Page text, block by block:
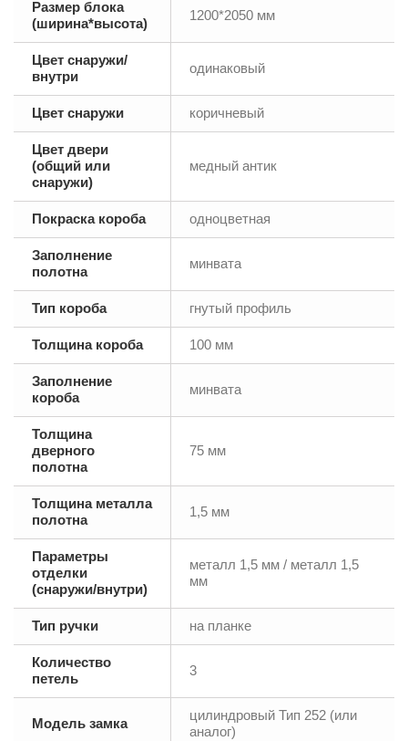
Размер блока
(ширина*высота)
1200*2050 мм
Цвет снаружи/
внутри
одинаковый
Цвет снаружи коричневый
Цвет двери
(общий или
снаружи)
медный антик
Покраска короба одноцветная
Заполнение
полотна
минвата
Тип короба гнутый профиль
Толщина короба 100 мм
Заполнение
короба
минвата
Толщина
дверного
полотна
75 мм
Толщина металла
полотна
1,5 мм
Параметры
отделки
(снаружи/внутри)
металл 1,5 мм / металл 1,5
мм
Тип ручки на планке
Количество
петель
3
Модель замка
цилиндровый Тип 252 (или
аналог)